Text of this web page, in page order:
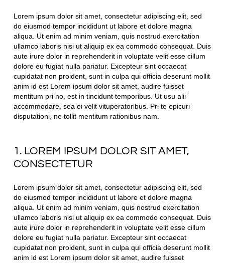
Lorem ipsum dolor sit amet, consectetur adipiscing elit, sed
do eiusmod tempor incididunt ut labore et dolore magna
aliqua. Ut enim ad minim veniam, quis nostrud exercitation
ullamco laboris nisi ut aliquip ex ea commodo consequat. Duis
aute irure dolor in reprehenderit in voluptate velit esse cillum
dolore eu fugiat nulla pariatur. Excepteur sint occaecat
cupidatat non proident, sunt in culpa qui officia deserunt mollit
anim id est Lorem ipsum dolor sit amet, audire fuisset
mentitum pri no, est in tincidunt temporibus. Ut usu alii
accommodare, sea ei velit vituperatoribus. Pri te epicuri
disputationi, ne tollit mentitum rationibus nam.
1. LOREM IPSUM DOLOR SIT AMET,
CONSECTETUR
Lorem ipsum dolor sit amet, consectetur adipiscing elit, sed
do eiusmod tempor incididunt ut labore et dolore magna
aliqua. Ut enim ad minim veniam, quis nostrud exercitation
ullamco laboris nisi ut aliquip ex ea commodo consequat. Duis
aute irure dolor in reprehenderit in voluptate velit esse cillum
dolore eu fugiat nulla pariatur. Excepteur sint occaecat
cupidatat non proident, sunt in culpa qui officia deserunt mollit
anim id est Lorem ipsum dolor sit amet, audire fuisset